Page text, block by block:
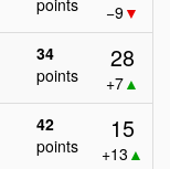
points −9▼
34
points
28
+7▲
42
points
15
+13 ▲